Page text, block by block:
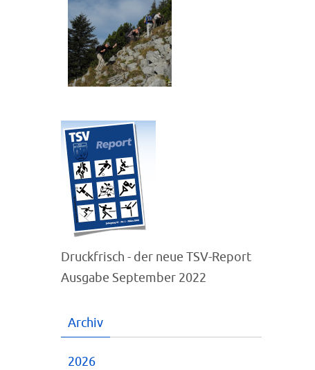
Druckfrisch - der neue TSV-Report
Ausgabe September 2022
Archiv
2026